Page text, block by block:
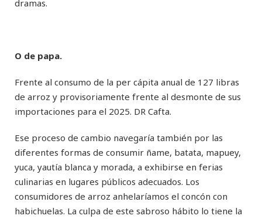
dramas.
O de papa.
Frente al consumo de la per cápita anual de 127 libras
de arroz y provisoriamente frente al desmonte de sus
importaciones para el 2025. DR Cafta.
Ese proceso de cambio navegaría también por las
diferentes formas de consumir ñame, batata, mapuey,
yuca, yautía blanca y morada, a exhibirse en ferias
culinarias en lugares públicos adecuados. Los
consumidores de arroz anhelaríamos el concón con
habichuelas. La culpa de este sabroso hábito lo tiene la